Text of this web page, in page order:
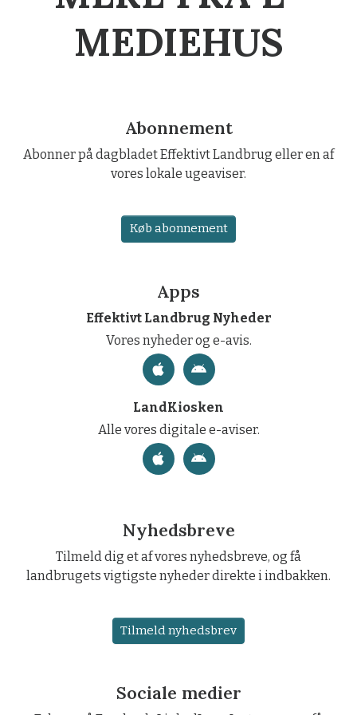
MEDIEHUS
Abonnement
Abonner på dagbladet Effektivt Landbrug eller en af
vores lokale ugeaviser.
Køb abonnement
Apps
Effektivt Landbrug Nyheder
Vores nyheder og e-avis.
LandKiosken
Alle vores digitale e-aviser.
Nyhedsbreve
Tilmeld dig et af vores nyhedsbreve, og få
landbrugets vigtigste nyheder direkte i indbakken.
Tilmeld nyhedsbrev
Sociale medier